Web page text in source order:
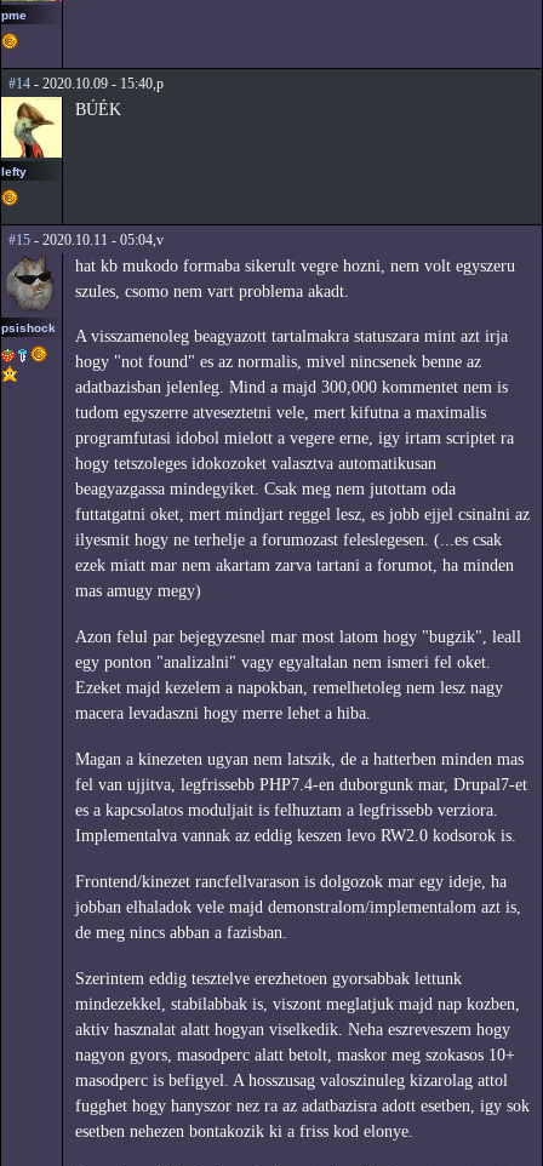
pme
#14 - 2020.10.09 - 15:40,p
lefty
BÚÉK
#15 - 2020.10.11 - 05:04,v
psishock
hat kb mukodo formaba sikerult vegre hozni, nem volt egyszeru
szules, csomo nem vart problema akadt.
A visszamenoleg beagyazott tartalmakra statuszara mint azt irja
hogy "not found" es az normalis, mivel nincsenek benne az
adatbazisban jelenleg. Mind a majd 300,000 kommentet nem is
tudom egyszerre atveseztetni vele, mert kifutna a maximalis
programfutasi idobol mielott a vegere erne, igy irtam scriptet ra
hogy tetszoleges idokozoket valasztva automatikusan
beagyazgassa mindegyiket. Csak meg nem jutottam oda
futtatgatni oket, mert mindjart reggel lesz, es jobb ejjel csinalni az
ilyesmit hogy ne terhelje a forumozast feleslegesen. (...es csak
ezek miatt mar nem akartam zarva tartani a forumot, ha minden
mas amugy megy)
Azon felul par bejegyzesnel mar most latom hogy "bugzik", leall
egy ponton "analizalni" vagy egyaltalan nem ismeri fel oket.
Ezeket majd kezelem a napokban, remelhetoleg nem lesz nagy
macera levadaszni hogy merre lehet a hiba.
Magan a kinezeten ugyan nem latszik, de a hatterben minden mas
fel van ujjitva, legfrissebb PHP7.4-en duborgunk mar, Drupal7-et
es a kapcsolatos moduljait is felhuztam a legfrissebb verziora.
Implementalva vannak az eddig keszen levo RW2.0 kodsorok is.
Frontend/kinezet rancfellvarason is dolgozok mar egy ideje, ha
jobban elhaladok vele majd demonstralom/implementalom azt is,
de meg nincs abban a fazisban.
Szerintem eddig tesztelve erezhetoen gyorsabbak lettunk
mindezekkel, stabilabbak is, viszont meglatjuk majd nap kozben,
aktiv hasznalat alatt hogyan viselkedik. Neha eszreveszem hogy
nagyon gyors, masodperc alatt betolt, maskor meg szokasos 10+
masodperc is befigyel. A hosszusag valoszinuleg kizarolag attol
fugghet hogy hanyszor nez ra az adatbazisra adott esetben, igy sok
esetben nehezen bontakozik ki a friss kod elonye.